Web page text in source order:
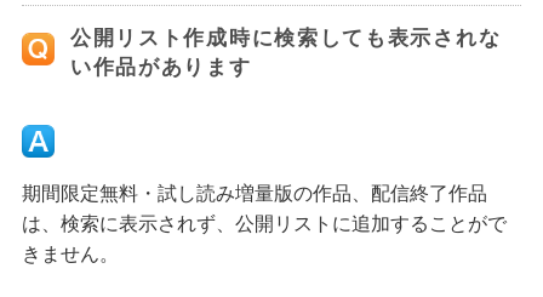
公開リスト作成時に検索しても表示されな
い作品があります
期間限定無料・試し読み増量版の作品、配信終了作品
は、検索に表示されず、公開リストに追加することがで
きません。